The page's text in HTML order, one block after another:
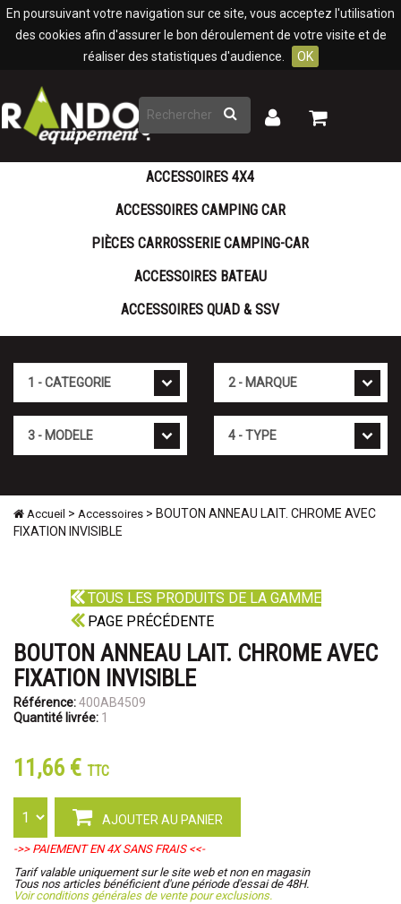
En poursuivant votre navigation sur ce site, vous acceptez l'utilisation
des cookies afin d'assurer le bon déroulement de votre visite et de
réaliser des statistiques d'audience.
OK
Rechercher
Mon
Mon
ACCESSOIRES 4X4
ACCESSOIRES CAMPING CAR
PIÈCES CARROSSERIE CAMPING-CAR
ACCESSOIRES BATEAU
ACCESSOIRES QUAD & SSV
Accueil > Accessoires > BOUTON ANNEAU LAIT. CHROME AVEC
FIXATION INVISIBLE
TOUS LES PRODUITS DE LA GAMME
PAGE PRÉCÉDENTE
BOUTON ANNEAU LAIT. CHROME AVEC
FIXATION INVISIBLE
Référence:400AB4509
Quantité livrée: 1
11,66 € TTC
AJOUTER AU PANIER
->> PAIEMENT EN 4X SANS FRAIS <<-
Tarif valable uniquement sur le site web et non en magasin
Tous nos articles bénéficient d'une période d'essai de 48H.
Voir conditions générales de vente pour exclusions.
Panneau de gestion des cookies